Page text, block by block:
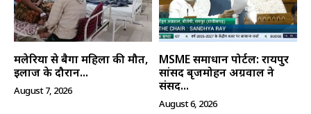
SUBSCRIBE NOW
मलेरिया से बैगा महिला की मौत,
इलाज के दौरान...
August 7, 2026
MSME समाधान पोर्टल: रायपुर
सांसद बृजमोहन अग्रवाल ने
संसद...
August 6, 2026